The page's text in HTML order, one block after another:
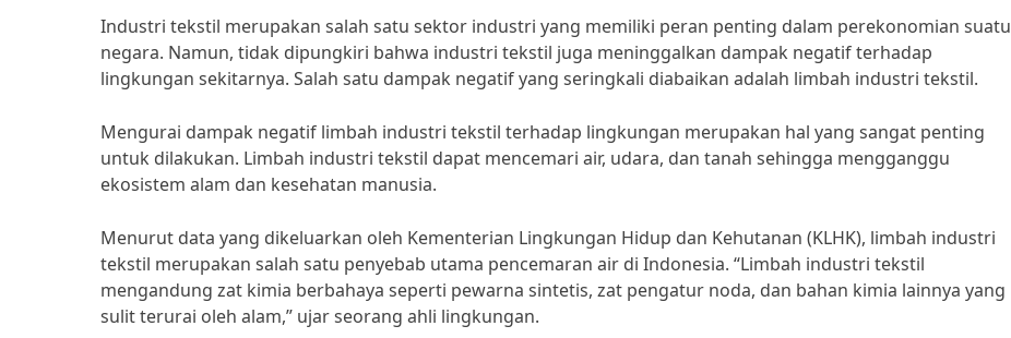
Industri tekstil merupakan salah satu sektor industri yang memiliki peran penting dalam perekonomian suatu
negara. Namun, tidak dipungkiri bahwa industri tekstil juga meninggalkan dampak negatif terhadap
lingkungan sekitarnya. Salah satu dampak negatif yang seringkali diabaikan adalah limbah industri tekstil.
Mengurai dampak negatif limbah industri tekstil terhadap lingkungan merupakan hal yang sangat penting
untuk dilakukan. Limbah industri tekstil dapat mencemari air, udara, dan tanah sehingga mengganggu
ekosistem alam dan kesehatan manusia.
Menurut data yang dikeluarkan oleh Kementerian Lingkungan Hidup dan Kehutanan (KLHK), limbah industri
tekstil merupakan salah satu penyebab utama pencemaran air di Indonesia. “Limbah industri tekstil
mengandung zat kimia berbahaya seperti pewarna sintetis, zat pengatur noda, dan bahan kimia lainnya yang
sulit terurai oleh alam,” ujar seorang ahli lingkungan.